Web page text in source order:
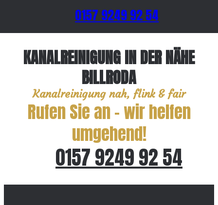
0157 9249 92 54
KANALREINIGUNG IN DER NÄHE
BILLRODA
Kanalreinigung nah, flink & fair
Rufen Sie an – wir helfen
umgehend!
0157 9249 92 54